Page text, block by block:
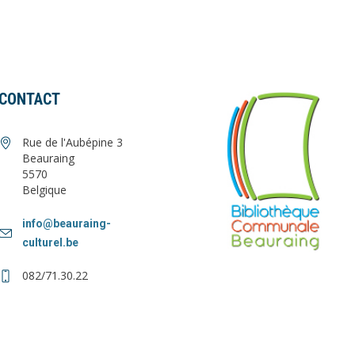
Rue de l'Aubépine 3
Beauraing
5570
Belgique
info@beauraing-
culturel.be
082/71.30.22